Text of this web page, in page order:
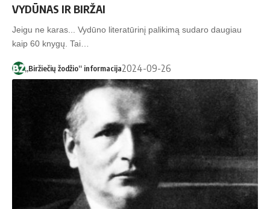
VYDŪNAS IR BIRŽAI
Jeigu ne karas... Vydūno literatūrinį palikimą sudaro daugiau
kaip 60 knygų. Tai…
„Biržiečių žodžio“ informacija2024-09-26